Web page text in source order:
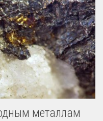
металлам